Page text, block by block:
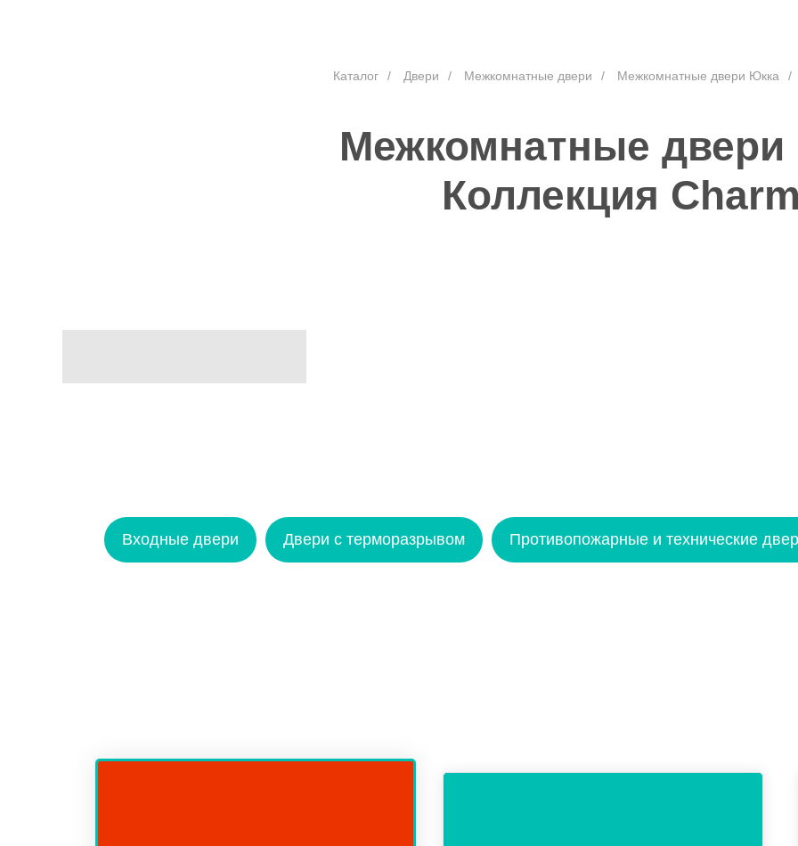
Каталог / Двери / Межкомнатные двери / Межкомнатные двери Юкка /
Межкомнатные
Коллекция
Входные двери Двери с терморазрывом Противопожарные и технические